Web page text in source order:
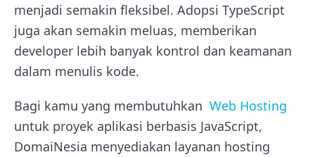
menjadi semakin fleksibel. Adopsi TypeScript
juga akan semakin meluas, memberikan
developer lebih banyak kontrol dan keamanan
dalam menulis kode.
Bagi kamu yang membutuhkan Web Hosting
untuk proyek aplikasi berbasis JavaScript,
DomaiNesia menyediakan layanan hosting